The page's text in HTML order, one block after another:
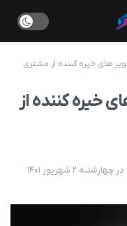
های خیره کننده از مشتری
خیره کننده از
سه‌شنبه 1 شهریور 1401 - 13:07 - به‌روزشده در چهارشنبه 2 شهریور 1401